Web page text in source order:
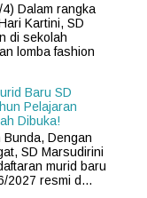
Dalam rangka
Kartini, SD
di sekolah
lomba fashion
Baru SD
Pelajaran
Dibuka!
Bunda, Dengan
SD Marsudirini
murid baru
2027 resmi d...